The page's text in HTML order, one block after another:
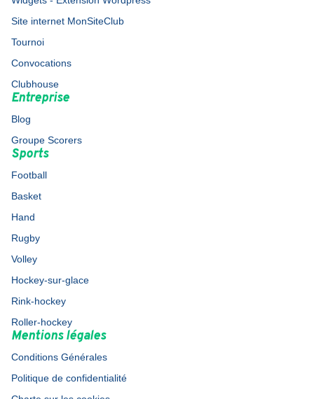
Site internet MonSiteClub
Tournoi
Convocations
Clubhouse
Entreprise
Blog
Groupe Scorers
Sports
Football
Basket
Hand
Rugby
Volley
Hockey-sur-glace
Rink-hockey
Roller-hockey
Mentions légales
Conditions Générales
Politique de confidentialité